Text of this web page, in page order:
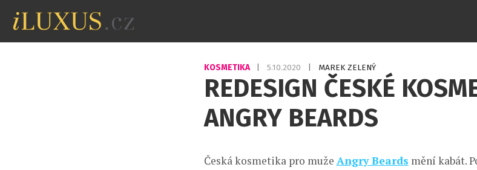
KOSMETIKA 5.10.2020 MAREK ZELENÝ
REDESIGN ČESKÉ
ANGRY BEARDS
Česká kosmetika pro muže Angry Beards mění kabát.